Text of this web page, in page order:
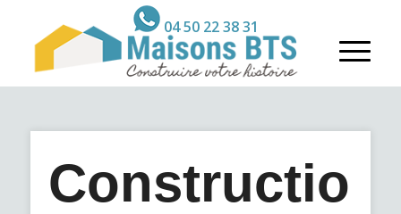
04 50 22 38 31
Construction